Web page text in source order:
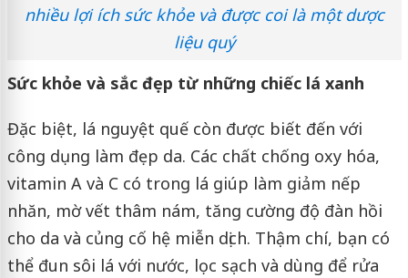
nhiều lợi ích sức khỏe và được coi là một dược
liệu quý
Sức khỏe và sắc đẹp từ những chiếc lá xanh
Đặc biệt, lá nguyệt quế còn được biết đến với
công dụng làm đẹp da. Các chất chống oxy hóa,
vitamin A và C có trong lá giúp làm giảm nếp
nhăn, mờ vết thâm nám, tăng cường độ đàn hồi
cho da và củng cố hệ miễn dịch. Thậm chí, bạn có
thể đun sôi lá với nước, lọc sạch và dùng để rửa